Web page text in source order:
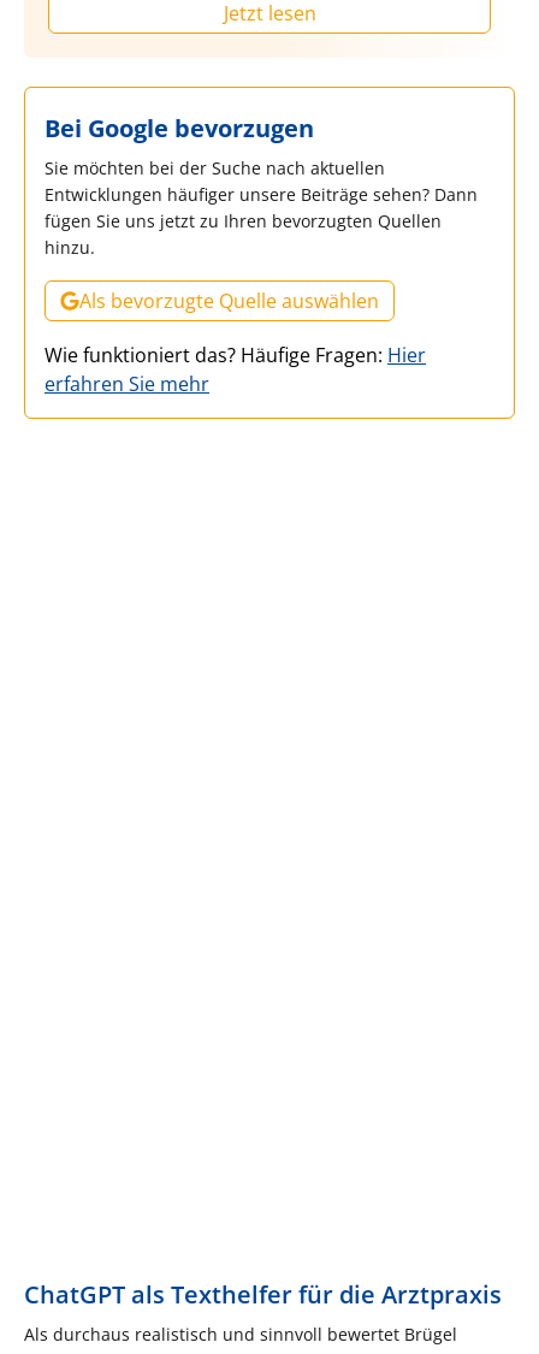
Jetzt lesen
Bei Google bevorzugen
Sie möchten bei der Suche nach aktuellen
Entwicklungen häufiger unsere Beiträge sehen? Dann
fügen Sie uns jetzt zu Ihren bevorzugten Quellen
hinzu.
Als bevorzugte Quelle auswählen
Wie funktioniert das? Häufige Fragen: Hier
erfahren Sie mehr
ChatGPT als Texthelfer für die Arztpraxis
Als durchaus realistisch und sinnvoll bewertet Brügel